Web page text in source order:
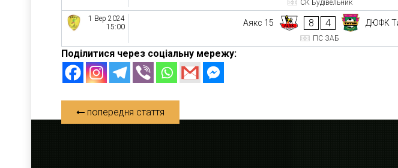
СК Будівельник
1 Вер 2024
15:00
Аякс 15 8 4 ДЮФК
ПС ЗАБ
Поділитися через соціальну мережу:
попередня стаття